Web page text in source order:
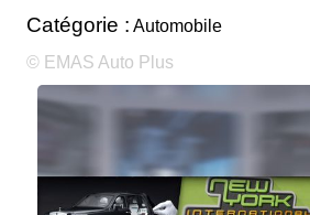
Catégorie : Automobile
© EMAS Auto Plus